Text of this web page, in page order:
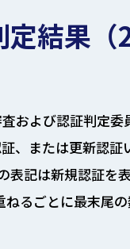
結果（
および認証判定
、または更新認証
表記は新規認証を
るごとに最末尾の